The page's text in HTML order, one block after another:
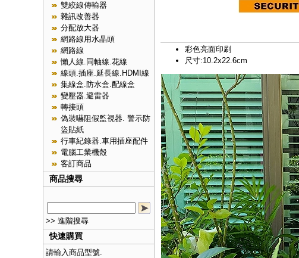
雙絞線傳輸器
雜訊改善器
分配放大器
網路線用水晶頭
網路線
懶人線.同軸線.花線
線頭.插座.延長線.HDMI線
集線盒.防水盒.配線盒
變壓器.避雷器
轉接頭
偽裝嚇阻假監視器. 警示防
盜貼紙
行車紀錄器.車用插座配件
電腦工業機殼
客訂商品
商品搜尋
>> 進階搜尋
快速購買
請輸入商品型號.
彩色亮面印刷
尺寸:10.2x22.6cm